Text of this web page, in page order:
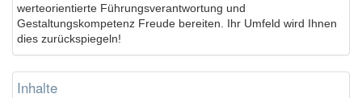
werteorientierte Führungsverantwortung und
Gestaltungskompetenz Freude bereiten. Ihr Umfeld wird Ihnen
dies zurückspiegeln!
Inhalte